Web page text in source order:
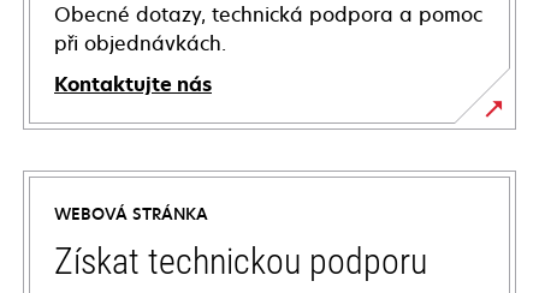
Obecné dotazy, technická podpora a pomoc
při objednávkách.
Kontaktujte nás
WEBOVÁ STRÁNKA
Získat technickou podporu